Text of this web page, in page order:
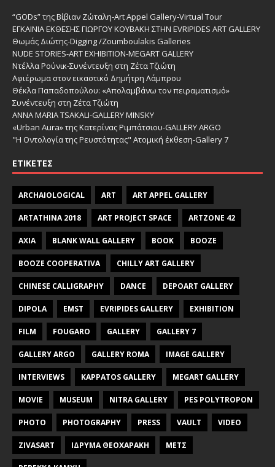
“GODs” της Βίβιαν Ζώταλη-Art Appel Gallery-Virtual Tour
ΕΓΚΑΙΝΙΑ ΕΚΘΕΣΗΣ ΓΙΩΡΓΟΥ ΚΟΥΒΑΚΗ ΣΤΗΝ EVRIPIDES ART GALLERY
Θωμάς Διώτης-Digging /Zoumboulakis Galleries
NUDE STORIES-ΑRT EXHIBITION-MEGART GALLERY
Ντέλλα Ρούνικ-Συνέντευξη στη Ζέτα Τζιώτη
Αφιέρωμα στον εικαστικό Δημήτρη Λάμπρου
Θέκλα Παπαδοπούλου: «Απολαμβάνω τον πειραματισμό»
Συνέντευξη στη Ζέτα Τζιώτη
ANNA MARIA TSAKALI-GALLERY MINSKY
«Urban Aura» της Κατερίνας Ριμπάτσιου-GALLERY ARGO
"Η Οντολογία της Ρευστότητας" Ατομική έκθεση-Gallery 7
ΕΤΙΚΈΤΕΣ
ARCHAIOLOGICAL ART ART APPEL GALLERY
ARTATHINA 2018 ART PROJECT SPACE ARTZONE 42
AXIA BLANK WALL GALLERY BOOK BOOZE
BOOZE COOPERATIVA CHILLY ART GALLERY
CHINESE CALLIGRAPHY DANCE DEPOART GALLERY
DIPOLA EMST EVRIPIDES GALLERY EXHIBITION
FILM FOUGARO GALLERY GALLERY 7
GALLERY ARGO GALLERY ROMA IMAGE GALLERY
INTERVIEWS KAPPATOS GALLERY MEGART GALLERY
MOVIE MUSEUM NITRA GALLERY PES POLYTROPON
PHOTO PHOTOGRAPHY PRESS VAULT VIDEO
ZIVASART ΙΔΡΥΜΑ ΘΕΟΧΑΡΑΚΗ ΜΕΤΣ